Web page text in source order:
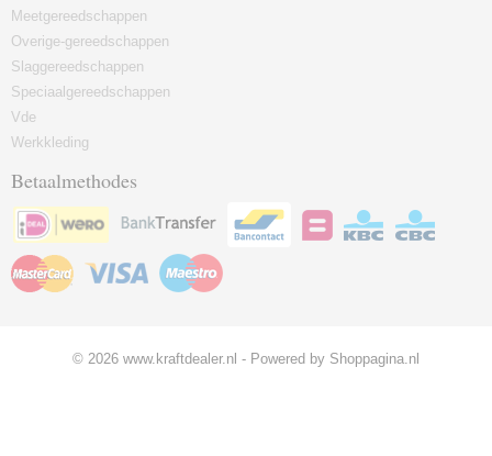
Meetgereedschappen
Overige-gereedschappen
Slaggereedschappen
Speciaalgereedschappen
Vde
Werkkleding
Betaalmethodes
© 2026 www.kraftdealer.nl - Powered by Shoppagina.nl